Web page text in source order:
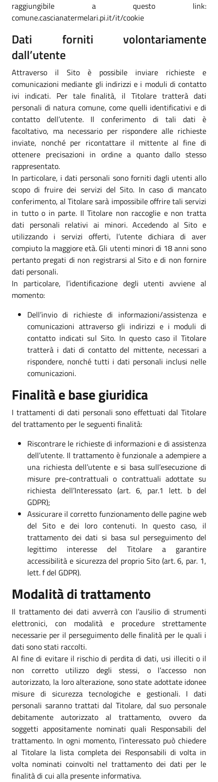
raggiungibile a questo link:
comune.cascianatermelari.pi.it/it/cookie
Dati forniti volontariamente
dall’utente
Attraverso il Sito è possibile inviare richieste e
comunicazioni mediante gli indirizzi e i moduli di contatto
ivi indicati. Per tale finalità, il Titolare tratterà dati
personali di natura comune, come quelli identificativi e di
contatto dell’utente. Il conferimento di tali dati è
facoltativo, ma necessario per rispondere alle richieste
inviate, nonché per ricontattare il mittente al fine di
ottenere precisazioni in ordine a quanto dallo stesso
rappresentato.
In particolare, i dati personali sono forniti dagli utenti allo
scopo di fruire dei servizi del Sito. In caso di mancato
conferimento, al Titolare sarà impossibile offrire tali servizi
in tutto o in parte. Il Titolare non raccoglie e non tratta
dati personali relativi ai minori. Accedendo al Sito e
utilizzando i servizi offerti, l’utente dichiara di aver
compiuto la maggiore età. Gli utenti minori di 18 anni sono
pertanto pregati di non registrarsi al Sito e di non fornire
dati personali.
In particolare, l’identificazione degli utenti avviene al
momento:
Dell’invio di richieste di informazioni/assistenza e
comunicazioni attraverso gli indirizzi e i moduli di
contatto indicati sul Sito. In questo caso il Titolare
tratterà i dati di contatto del mittente, necessari a
rispondere, nonché tutti i dati personali inclusi nelle
comunicazioni.
Finalità e base giuridica
I trattamenti di dati personali sono effettuati dal Titolare
del trattamento per le seguenti finalità:
Riscontrare le richieste di informazioni e di assistenza
dell’utente. Il trattamento è funzionale a adempiere a
una richiesta dell’utente e si basa sull’esecuzione di
misure pre-contrattuali o contrattuali adottate su
richiesta dell’Interessato (art. 6, par.1 lett. b del
GDPR);
Assicurare il corretto funzionamento delle pagine web
del Sito e dei loro contenuti. In questo caso, il
trattamento dei dati si basa sul perseguimento del
legittimo interesse del Titolare a garantire
accessibilità e sicurezza del proprio Sito (art. 6, par. 1,
lett. f del GDPR).
Modalità di trattamento
Il trattamento dei dati avverrà con l’ausilio di strumenti
elettronici, con modalità e procedure strettamente
necessarie per il perseguimento delle finalità per le quali i
dati sono stati raccolti.
Al fine di evitare il rischio di perdita di dati, usi illeciti o il
non corretto utilizzo degli stessi, o l’accesso non
autorizzato, la loro alterazione, sono state adottate idonee
misure di sicurezza tecnologiche e gestionali. I dati
personali saranno trattati dal Titolare, dal suo personale
debitamente autorizzato al trattamento, ovvero da
soggetti appositamente nominati quali Responsabili del
trattamento. In ogni momento, l’interessato può chiedere
al Titolare la lista completa dei Responsabili di volta in
volta nominati coinvolti nel trattamento dei dati per le
finalità di cui alla presente informativa.